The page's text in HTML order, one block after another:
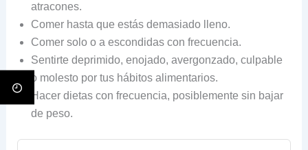
atracones.
Comer hasta que estás demasiado lleno.
Comer solo o a escondidas con frecuencia.
Sentirte deprimido, enojado, avergonzado, culpable
o molesto por tus hábitos alimentarios.
Hacer dietas con frecuencia, posiblemente sin bajar
de peso.